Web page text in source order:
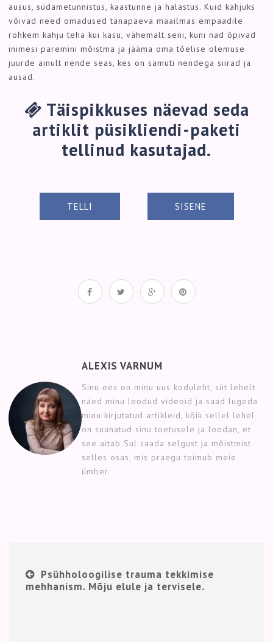
ausus, südametunnistus, kaastunne ja halastus. Kuid kahjuks
võivad need omadused tänapäeva maailmas empaadile
rohkem kahju teha kui kasu, vähemalt seni, kuni nad õpivad
inimesi paremini mõistma ja jääma oma tõelise olemuse
juurde ainult nende seas, kes on samuti nendega siirad ja
ausad.
Täispikkuses näevad seda
artiklit püsikliendi-paketi
tellinud kasutajad.
TELLI SISENE
ALEXIS VARNUM
Sinu ees on minu uus koduleht, siit lehelt
näed minu loodud videoid ja saad lugeda
minu kirjutatud artikleid, kõik sellel lehel
on suunatud sinu toetusele ja loodan, et
see aitab Sul saada selgust ja mõistmist
selles osas, mis praegu toimub meie
ümber.
Psühholoogilise trauma tekkimise
mehhanism. Mõju elule ja tervisele.